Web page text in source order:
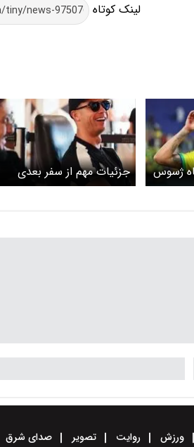
لینک کوتاه
ژسوس
جزئیات مهم از سفر بعدی
رونالدو به ایران
ورزش روایت تصویر صدای شرق